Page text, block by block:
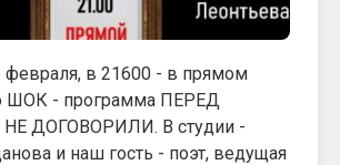
февраля, в 21600 - в прямом
ШОК - программа ПЕРЕД
ДОГОВОРИЛИ. В студии -
и наш гость - поэт, ведущая